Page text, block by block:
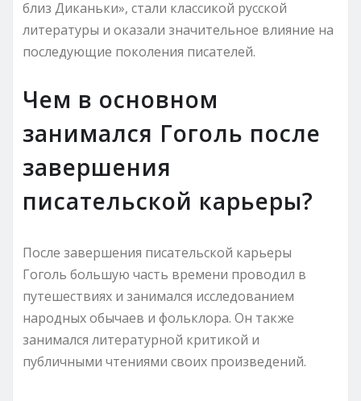
близ Диканьки», стали классикой русской
литературы и оказали значительное влияние на
последующие поколения писателей.
Чем в основном
занимался Гоголь после
завершения
писательской карьеры?
После завершения писательской карьеры
Гоголь большую часть времени проводил в
путешествиях и занимался исследованием
народных обычаев и фольклора. Он также
занимался литературной критикой и
публичными чтениями своих произведений.